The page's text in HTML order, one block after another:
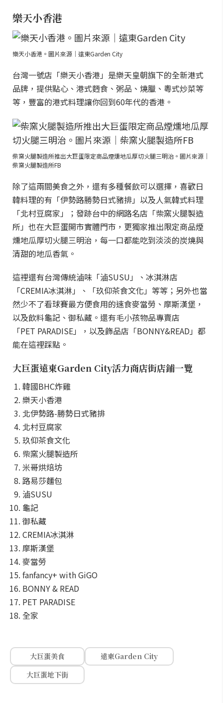
樂天小香港
樂天小香港。圖片來源｜遠東Garden City
台灣一號店「樂天小香港」是樂天皇朝旗下的全新港式
品牌，提供點心、港式麪食、粥品、燒臘、粵式炒菜等
等，豐富的港式料理讓你回到60年代的香港。
柴窯火腿製造所推出大巨蛋限定商品煙燻地瓜厚切火腿三明治。圖片來源｜
柴窯火腿製造所FB
除了這兩間美食之外，還有多種餐飲可以選擇，喜歡日
韓料理的有「伊勢路勝勢日式豬排」以及人氣韓式料理
「北村豆腐家」；發跡台中的網路名店「柴窯火腿製造
所」也在大巨蛋開市實體門市，更獨家推出限定商品煙
燻地瓜厚切火腿三明治，每一口都能吃到淡淡的炭燒與
清甜的地瓜香氣。
這裡還有台灣傳統滷味「滷SUSU」、冰淇淋店
「CREMIA冰淇淋」、「玖仰茶食文化」等等；另外也當
然少不了看球賽最方便食用的速食麥當勞、摩斯漢堡，
以及飲料龜記、御私藏。還有毛小孩物品專賣店
「PET PARADISE」，以及飾品店「BONNY&READ」都
能在這裡踩點。
大巨蛋遠東Garden City活力商店街店鋪一覽
韓國BHC炸雞
樂天小香港
北伊勢路-勝勢日式豬排
北村豆腐家
玖仰茶食文化
柴窯火腿製造所
米哥烘焙坊
路易莎麵包
滷SUSU
龜記
御私藏
CREMIA冰淇淋
摩斯漢堡
麥當勞
fanfancy+ with GiGO
BONNY & READ
PET PARADISE
全家
大巨蛋美食
遠東Garden City
大巨蛋地下街